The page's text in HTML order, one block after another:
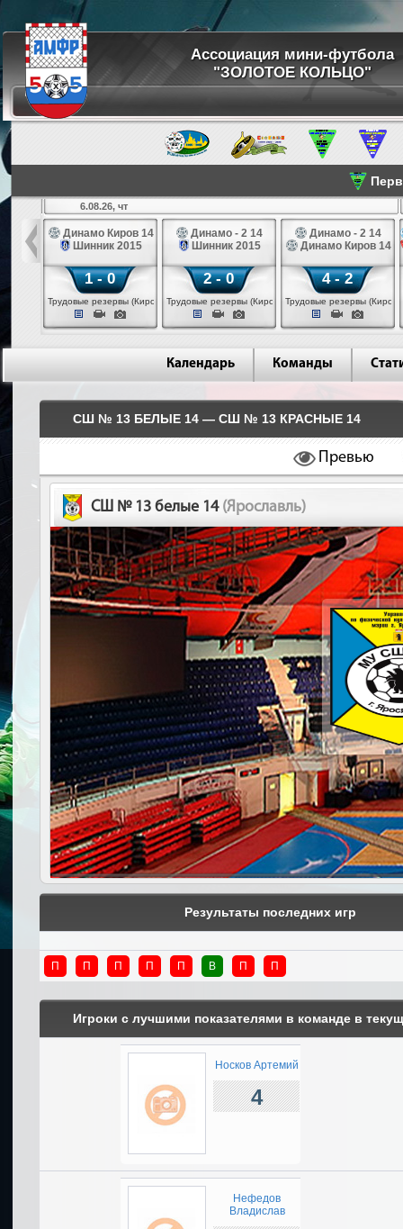
Ассоциация мини-футбола
"ЗОЛОТОЕ КОЛЬЦО"
14
6.08.26, чт
Динамо Киров 14
Шинник 2015
1 - 0
Трудовые резервы (Киров)
Динамо - 2 14
Шинник 2015
2 - 0
Трудовые резервы (Киров)
Динамо - 2 14
Динамо Киров 14
4 - 2
Трудовые резервы (Киров)
Календарь Команды
СШ № 13 БЕЛЫЕ 14 — СШ № 13 КРАСНЫЕ 14
Превью
СШ № 13 белые 14 (Ярославль)
Результаты последних игр
П П П П П В П П
Игроки с лучшими показателями в команде в
Носков Артемий
4
Нефедов
Владислав